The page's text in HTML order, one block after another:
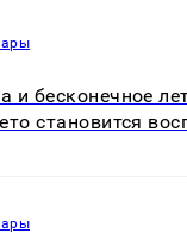
и бесконечное
становится